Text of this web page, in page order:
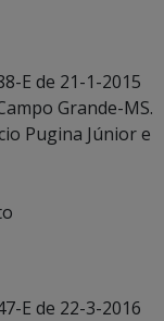
E de 21-1-2015
Grande-MS.
Pugina Júnior e
E de 22-3-2016